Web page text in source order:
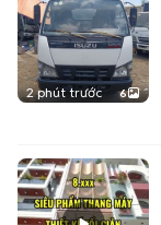
2 phút trước 6